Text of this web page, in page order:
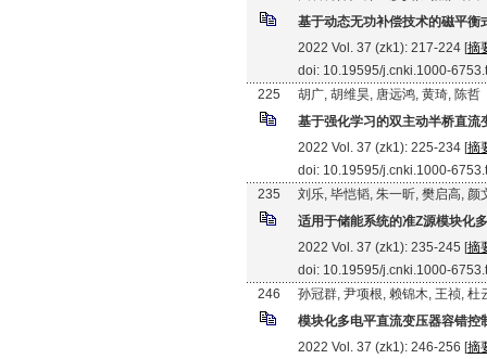
基于动态无功补偿技术的磁平衡
2022 Vol. 37 (zk1): 217-224 [摘
doi: 10.19595/j.cnki.1000-
225
胡广, 胡维昊, 唐远鸿, 黄琦, 陈哲
基于强化学习的双主动半桥直流
2022 Vol. 37 (zk1): 225-234 [摘
doi: 10.19595/j.cnki.1000-
235
刘乐, 毕恺韬, 朱一昕, 樊启高, 颜
适用于储能系统的准Z源模块化
2022 Vol. 37 (zk1): 235-245 [摘
doi: 10.19595/j.cnki.1000-
246
孙冠群, 尹项根, 赖锦木, 王祯, 杜
模块化多电平直流变压器容错控
2022 Vol. 37 (zk1): 246-256 [摘